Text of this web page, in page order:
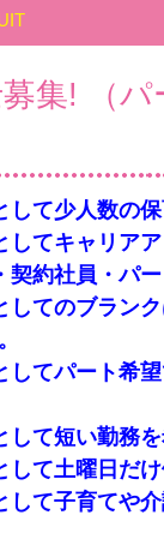
集! （パ
して少人数の
してキャリア
契約社員・パ
してのブラン
してパート希
して短い勤務
して土曜日だ
して子育てや